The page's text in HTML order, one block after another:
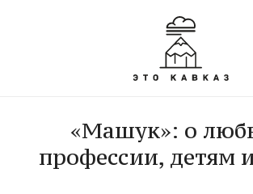
«Машук»: о
профессии, детям